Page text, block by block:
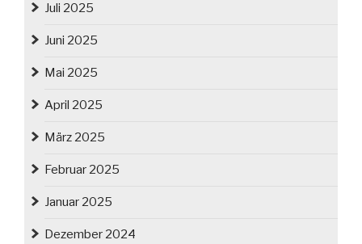
Juli 2025
Juni 2025
Mai 2025
April 2025
März 2025
Februar 2025
Januar 2025
Dezember 2024